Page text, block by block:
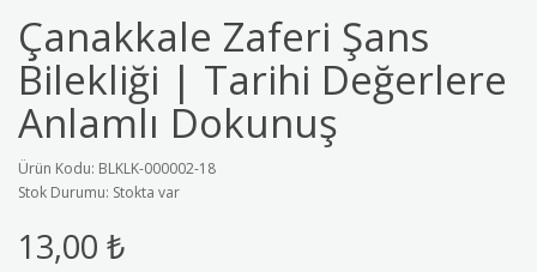
Çanakkale Zaferi Şans
Bilekliği | Tarihi Değerlere
Anlamlı Dokunuş
Ürün Kodu: BLKLK-000002-18
Stok Durumu: Stokta var
13,00 ₺